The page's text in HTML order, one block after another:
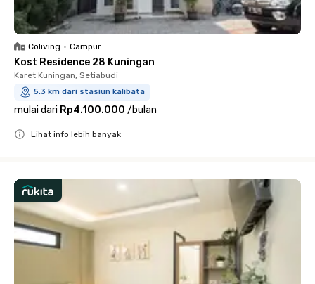
Coliving • Campur
Kost Residence 28 Kuningan
Karet Kuningan, Setiabudi
5.3 km dari stasiun kalibata
mulai dari Rp4.100.000 /bulan
Lihat info lebih banyak